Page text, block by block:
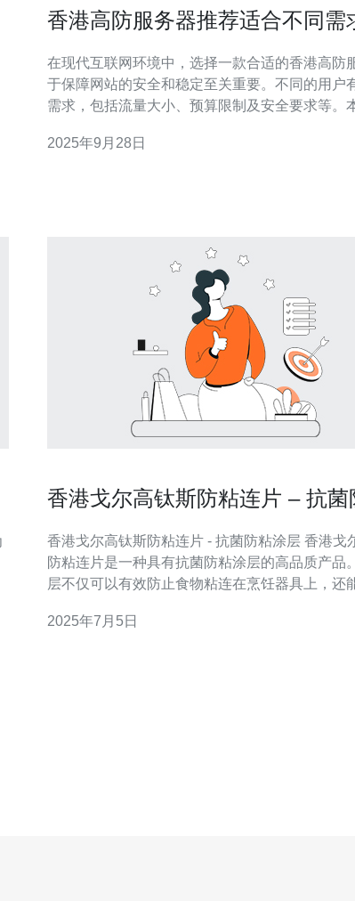
香港高防服务器推荐适合不同需
在现代互联网环境中，选择一款合适的香港高防
于保障网站的安全和稳定至关重要。不同的用户
需求，包括流量大小、预算限制及安全要求等。
明智的选择。 为什么选择香港高防服务器？ 香港高防服务
2025年9月28日
香港戈尔高钛斯防粘连片 – 抗菌
香港戈尔高钛斯防粘连片 - 抗菌防粘涂层 香港戈尔高钛斯
防粘连片是一种具有抗菌防粘涂层的高品质产品
层不仅可以有效防止食物粘连在烹饪器具上，还
片的主要特点包括： 抗菌防粘涂层，有效防止食物粘连 抑
2025年7月5日